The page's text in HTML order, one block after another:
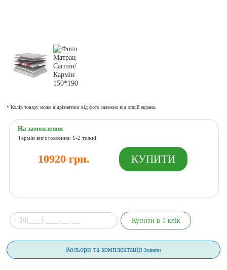
* Колір товару може відрізнятися від фото залежно від опцій екрана.
На замовлення
Термін виготовлення: 1-2 тижні
10920 грн.
Кольори та комплектаціяЗмінити